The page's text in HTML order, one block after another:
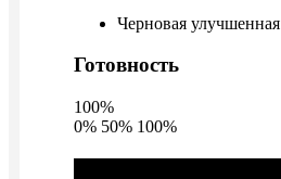
Черновая улучшенная
Готовность
100%
0% 50% 100%